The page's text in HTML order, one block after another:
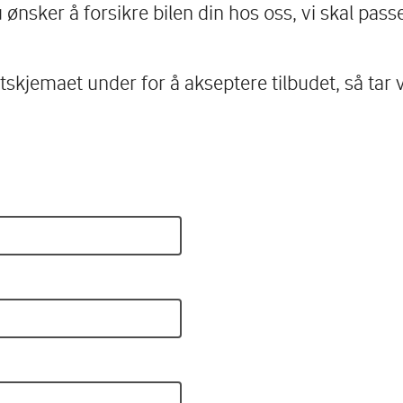
å forsikre bilen din hos oss, vi skal
under for å akseptere tilbudet, så tar